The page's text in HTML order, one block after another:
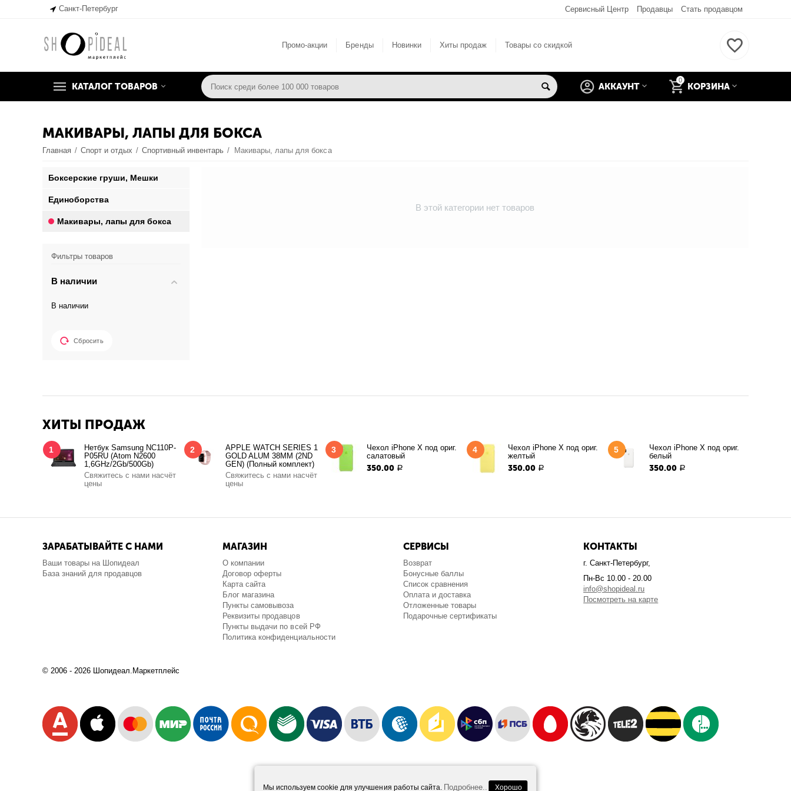
Мы используем cookie для улучшения работы сайта. Подробнее.. Хорошо
Санкт-Петербург Сервисный Центр Продавцы Стать продавцом
Промо-акции Бренды Новинки Хиты продаж Товары со скидкой
КАТАЛОГ ТОВАРОВ
0
КОРЗИНА
АККАУНТ
МАКИВАРЫ, ЛАПЫ ДЛЯ БОКСА
Главная / Спорт и отдых / Спортивный инвентарь / Макивары, лапы для бокса
В этой категории нет товаров
Боксерские груши, Мешки
Единоборства
Макивары, лапы для бокса
Фильтры товаров
В наличии
В наличии
Сбросить
ХИТЫ ПРОДАЖ
1
Нетбук Samsung NC110P-
P05RU (Atom N2600
1,6GHz/2Gb/500Gb)
Свяжитесь с нами насчёт
цены
2
APPLE WATCH SERIES 1
GOLD ALUM 38MM (2ND
GEN) (Полный комплект)
Свяжитесь с нами насчёт
цены
3
Чехол iPhone X под ориг.
салатовый
350.00 Р
4
Чехол iPhone X под ориг.
желтый
350.00 Р
5
Чехол iPhone X под ориг.
белый
350.00 Р
ЗАРАБАТЫВАЙТЕ С НАМИ
Ваши товары на Шопидеал
База знаний для продавцов
МАГАЗИН
О компании
Договор оферты
Карта сайта
Блог магазина
Пункты самовывоза
Реквизиты продавцов
Пункты выдачи по всей РФ
Политика конфиденциальности
СЕРВИСЫ
Возврат
Бонусные баллы
Список сравнения
Оплата и доставка
Отложенные товары
Подарочные сертификаты
КОНТАКТЫ
г. Санкт-Петербург,
Пн-Вс 10.00 - 20.00
info@shopideal.ru
Посмотреть на карте
© 2006 - 2026 Шопидеал.Маркетплейс